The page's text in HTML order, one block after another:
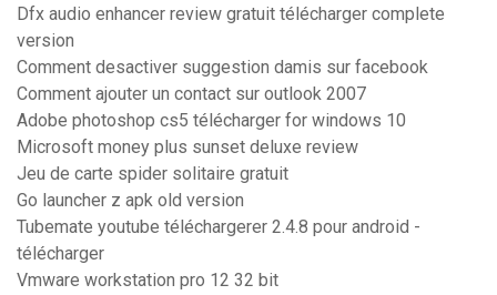
Dfx audio enhancer review gratuit télécharger complete
version
Comment desactiver suggestion damis sur facebook
Comment ajouter un contact sur outlook 2007
Adobe photoshop cs5 télécharger for windows 10
Microsoft money plus sunset deluxe review
Jeu de carte spider solitaire gratuit
Go launcher z apk old version
Tubemate youtube téléchargerer 2.4.8 pour android -
télécharger
Vmware workstation pro 12 32 bit